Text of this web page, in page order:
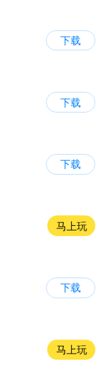
下载
下载
下载
马上玩
下载
马上玩